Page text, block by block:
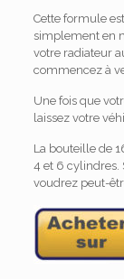
Cette formule
simplement en
votre radiateur
commencez à
Une fois que
laissez votre
La bouteille de
4 et 6 cylindres.
voudrez peut-